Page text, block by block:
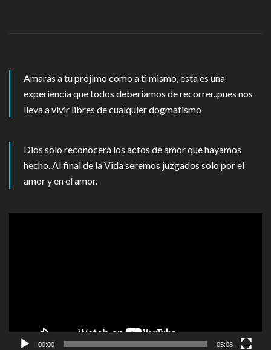
Amarás a tu prójimo como a ti mismo, esta es una
experiencia que todos deberíamos de recorrer..pues nos
lleva a vivir libres de cualquier dogmatismo
Dios solo reconocerá los actos de amor que hayamos
hecho..Al final de la Vida seremos juzgados solo por el
amor y en el amor.
00:00 05:08